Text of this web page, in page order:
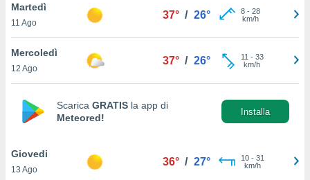
il
un
la
nella
Martedì
11 Ago
37° / 26° 8- 28
km/h
Mercoledì
12 Ago
37° / 26° 11 - 33
km/h
Scarica GRATIS la app di
Meteored!
Installa
Giovedi
13 Ago
36° / 27° 10- 31
km/h